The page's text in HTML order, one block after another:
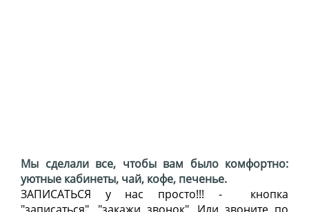
Мы сделали все, чтобы вам было комфортно:
уютные кабинеты, чай, кофе, печенье.
ЗАПИСАТЬСЯ у нас просто!!! - кнопка